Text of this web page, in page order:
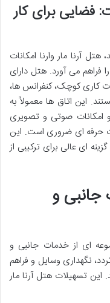
فضایی برای کار
هتل آرنا مار وارنا امکانات
فراهم می آورد. هتل دارای
کاری کوچک، کنفرانس ها،
این اتاق ها معمولاً به
و امکانات صوتی و تصویری
حرفه ای ضروری است. این
ای عالی برای ترکیبی از
و
ای از خدمات جانبی و
نگهداری وسایل و فراهم
این تسهیلات هتل آرنا مار